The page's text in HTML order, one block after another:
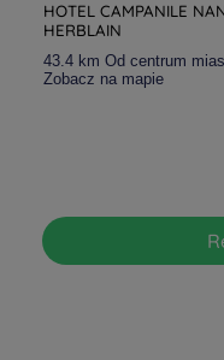
HOTEL CAMPANILE
HERBLAIN
43.4 km Od centrum
Zobacz na mapie